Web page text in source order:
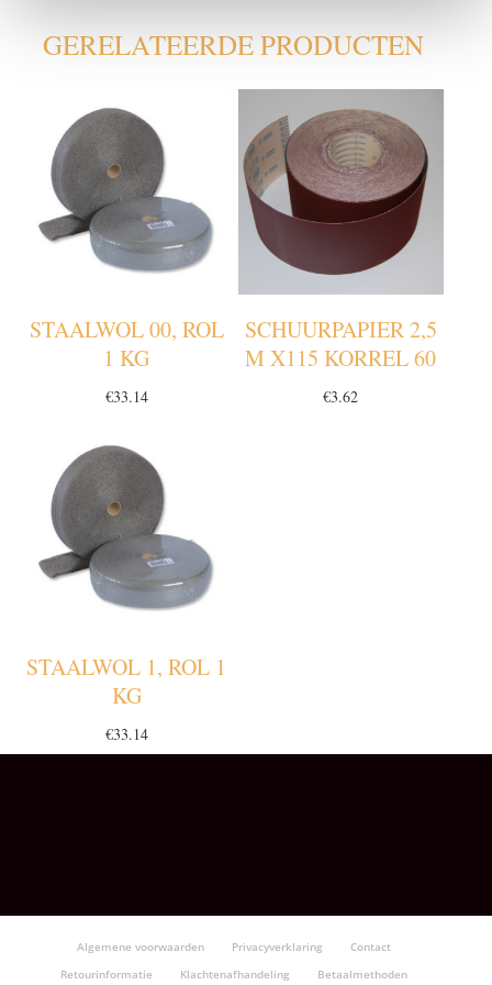
GERELATEERDE PRODUCTEN
STAALWOL 00, ROL
1 KG
€33.14
SCHUURPAPIER 2,5
M X115 KORREL 60
€3.62
STAALWOL 1, ROL 1
KG
€33.14
Algemene voorwaarden Privacyverklaring
Contact
Retourinformatie
Klachtenafhandeling Betaalmethoden